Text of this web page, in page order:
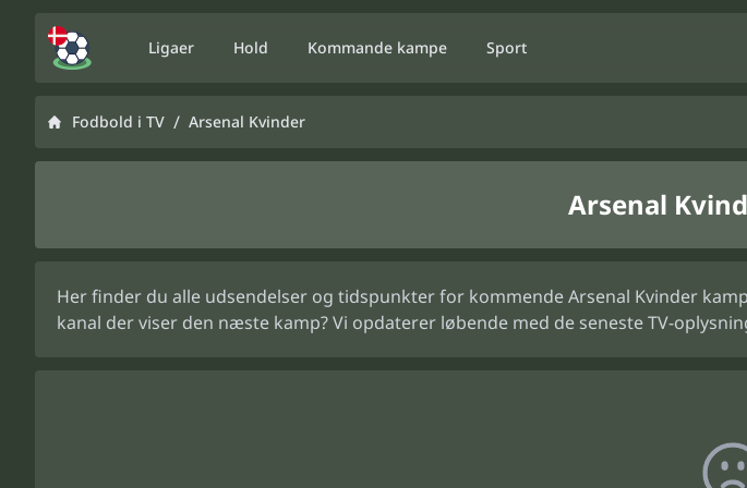
Ligaer Hold Kommande kampe Sport
Fodbold i TV / Arsenal Kvinder
Arsenal
Her finder du alle udsendelser og tidspunkter for kommende Arsenal Kvinder
kanal der viser den næste kamp? Vi opdaterer løbende med de seneste TV-